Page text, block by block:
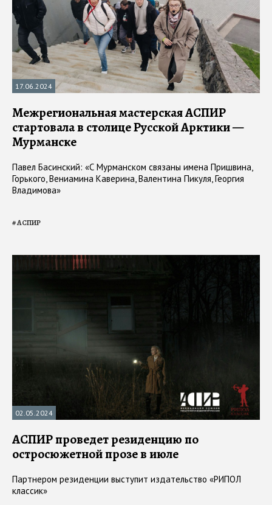
17.06.2024
Межрегиональная мастерская АСПИР
стартовала в столице Русской Арктики —
Мурманске
Павел Басинский: «С Мурманском связаны имена Пришвина,
Горького, Вениамина Каверина, Валентина Пикуля, Георгия
Владимова»
#АСПИР
02.05.2024
АСПИР проведет резиденцию по
остросюжетной прозе в июле
Партнером резиденции выступит издательство «РИПОЛ
классик»